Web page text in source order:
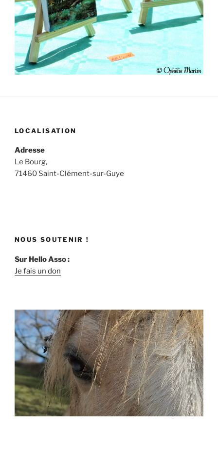
LOCALISATION
Adresse
Le Bourg,
71460 Saint-Clément-sur-Guye
NOUS SOUTENIR !
Sur Hello Asso :
Je fais un don